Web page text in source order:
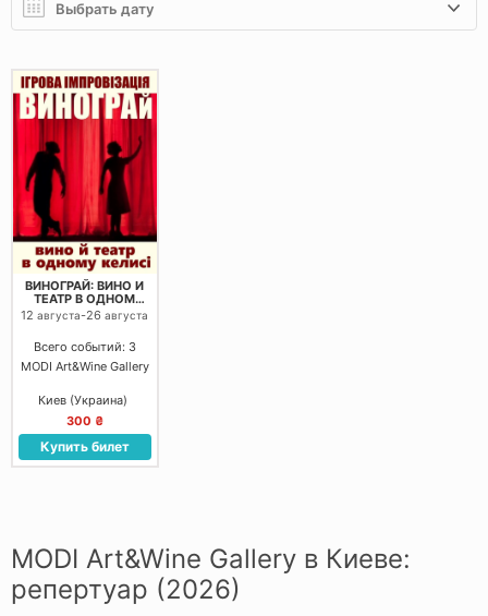
ВИНОГРАЙ: ВИНО И
ТЕАТР В ОДНОМ
БОКАЛЕ
12августа-26августа
Всего событий: 3
MODI Art&Wine Gallery
Киев (Украина)
300 ₴
Купить билет
MODI Art&Wine Gallery в Киеве:
репертуар (2026)